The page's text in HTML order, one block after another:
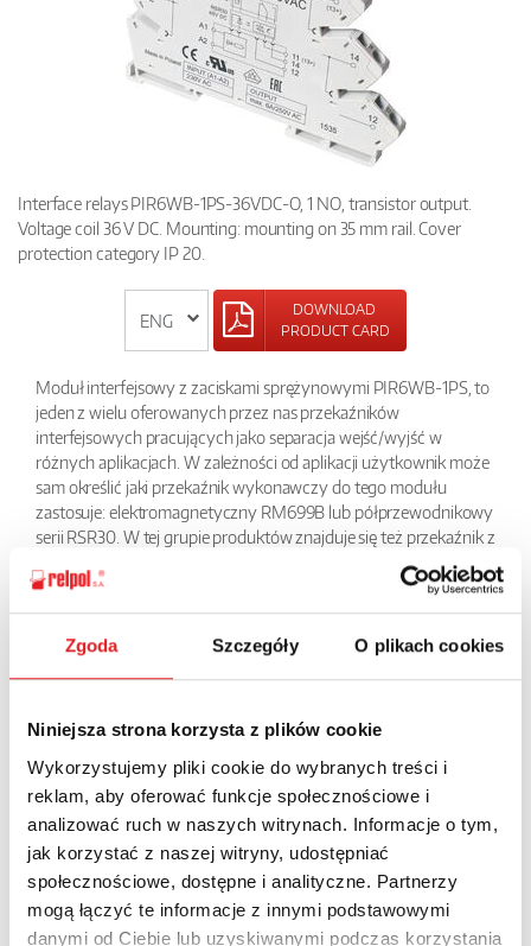
Zgoda Szczegóły O plikach cookies
Niniejsza strona korzysta z plików cookie
Wykorzystujemy pliki cookie do wybranych treści i
reklam, aby oferować funkcje społecznościowe i
analizować ruch w naszych witrynach. Informacje o tym,
jak korzystać z naszej witryny, udostępniać
społecznościowe, dostępne i analityczne. Partnerzy
mogą łączyć te informacje z innymi podstawowymi
danymi od Ciebie lub uzyskiwanymi podczas korzystania
Interface relays PIR6WB-1PS-36VDC-O, 1 NO, transistor output.
Voltage coil 36 V DC. Mounting: mounting on 35 mm rail. Cover
protection category IP 20.
DOWNLOAD
PRODUCT CARD
Moduł interfejsowy z zaciskami sprężynowymi PIR6WB-1PS, to
jeden z wielu oferowanych przez nas przekaźników
interfejsowych pracujących jako separacja wejść/wyjść w
różnych aplikacjach. W zależności od aplikacji użytkownik może
sam określić jaki przekaźnik wykonawczy do tego modułu
zastosuje: elektromagnetyczny RM699B lub półprzewodnikowy
serii RSR30. W tej grupie produktów znajduje się też przekaźnik z
wbudowanym filtrem przeciwzakłóceniowym do długich linii
sterujących. Niewielkie wymiary, tylko 6,2 mm powodują, że jest
to bardzo chętnie stosowany w szafach element.
Ask for the details of the offer
Name: *